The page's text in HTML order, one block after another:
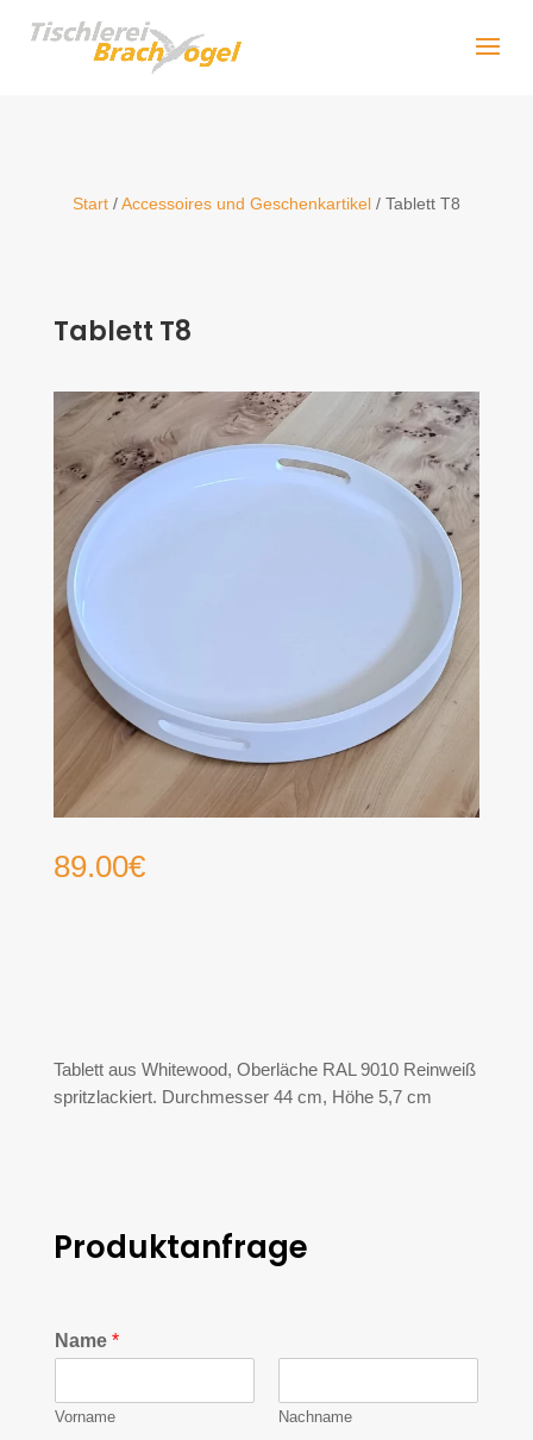
Start/Accessoires und Geschenkartikel/ Tablett T8
Tablett T8
89.00€
Tablett aus Whitewood, Oberläche RAL 9010 Reinweiß
spritzlackiert. Durchmesser 44 cm, Höhe 5,7 cm
Produktanfrage
Name *
Vorname Nachname